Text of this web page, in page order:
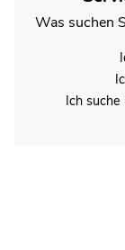
Was suchen
Ich